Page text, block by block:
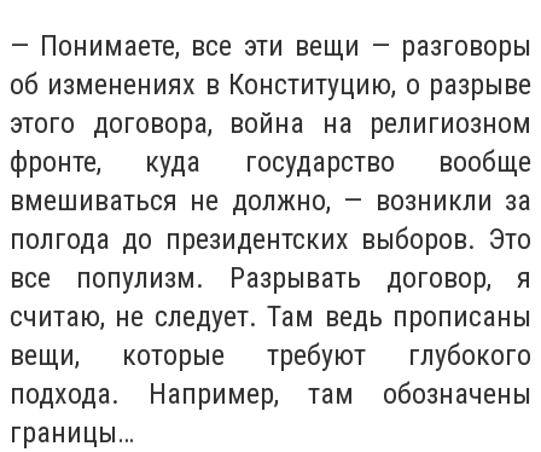
— Понимаете, все эти вещи — разговоры
об изменениях в Конституцию, о разрыве
этого договора, война на религиозном
фронте, куда государство вообще
вмешиваться не должно, — возникли за
полгода до президентских выборов. Это
все популизм. Разрывать договор, я
считаю, не следует. Там ведь прописаны
вещи, которые требуют глубокого
подхода. Например, там обозначены
границы…